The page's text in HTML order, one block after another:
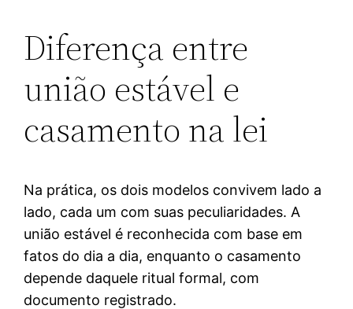
Diferença entre
união estável e
casamento na lei
Na prática, os dois modelos convivem lado a
lado, cada um com suas peculiaridades. A
união estável é reconhecida com base em
fatos do dia a dia, enquanto o casamento
depende daquele ritual formal, com
documento registrado.